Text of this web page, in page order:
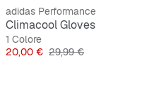
adidas Performance
Climacool Gloves
1 Colore
Prezzo
20,00 € Prezzo originale
29,99 €